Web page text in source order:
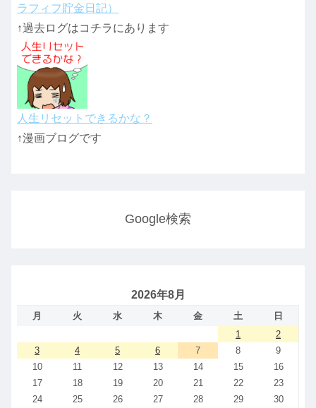
ラフィフ貯金日記）
↑過去ログはコチラにあります
人生リセットできるかな？
↑漫画ブログです
Google検索
2026年8月
月 火 水 木 金 土
日
1
2
3
4 5 6 7 8
9
10
11 12 13 14 15
16
17
18 19 20 21 22
23
24
25 26 27 28 29
30